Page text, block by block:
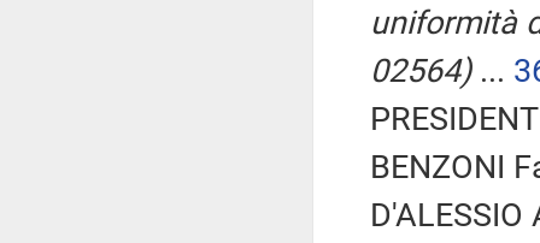
uniformità
02564)...
BENZONI